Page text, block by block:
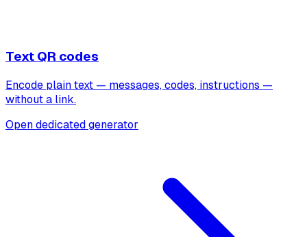
Text QR codes
Encode plain text — messages, codes, instructions —
without a link.
Open dedicated generator